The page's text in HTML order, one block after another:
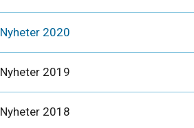
Nyheter 2020
Nyheter 2019
Nyheter 2018